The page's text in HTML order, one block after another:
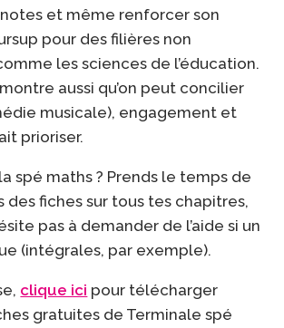
et même renforcer son
pour des filières non
les sciences de l’éducation.
aussi qu’on peut concilier
musicale), engagement et
prioriser.
spé maths ? Prends le temps de
des fiches sur tous tes chapitres,
pas à demander de l’aide si un
(intégrales, par exemple).
clique ici pour télécharger
gratuites de Terminale spé